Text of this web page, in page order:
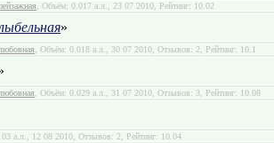
, Объём: 0.017 а.л., 23 07 2010, Рейтинг: 10.02
»
, Объём: 0.018 а.л., 30 07 2010, Отзывов: 2, Рейтинг: 10.1
, Объём: 0.029 а.л., 31 07 2010, Отзывов: 3, Рейтинг: 10.08
а.л., 12 08 2010, Отзывов: 2, Рейтинг: 10.04